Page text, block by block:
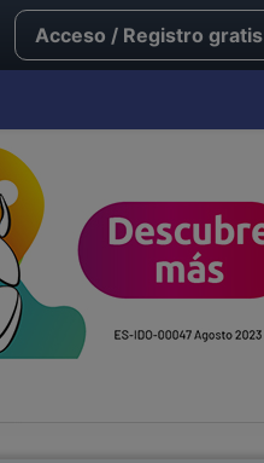
Acceso / Registro gratis